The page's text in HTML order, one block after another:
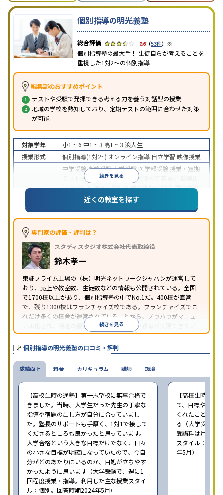
個別指導の明光義塾
3.6（53件） ※
個別指導塾の最大手！ 生徒自らが考えることを
重視した1対2〜の個別指導
編集部のおすすめポイント
テストや受験で発揮できる考える力を養う対話型の授業
地域の学校を熟知しており、定期テストの範囲に合わせた対策
が可能
続きを見る
対象学年 小1 ~ 6 中1 ~ 3 高1 ~ 3 浪人生
授業形式
個別指導(1対2~) オンライン指導 自立学習 映像授業
中学受験高校受験大学受験 医学部受験 授業・定期
テスト対策
内申点対策 学習習慣の定着
(旧AO)対策推薦入試対策学校別特化対策国公立大
私大対策共通テスト対策
英語・英会話特化
対策その他科目別特化対策
特徴
中高一貫校生に対応
の振替可能
を利用オンライン対応1科目から受講可能
習のみの受講可
り
※2023年3月調査。小学校高学年の個別指導塾アンケート調査方法を参
近くの教室を探す
専門家の評価・評判は？
スタディスタジオ株式会社代表取締役
鈴木孝一
東証プライム上場の（株）明光ネットワークジャパンが運営して
おり、売上や教室数、生徒数などの情報も公開されている。全国
で1700校以上があり、個別指導塾の中でNo.1だ。400校が直営
で、残り1300校はフランチャイズ校である。フランチャイズでこ
れだけ多くの校舎が運営されていることから、ノウハウがマニュ
アル化され、特定の優秀な人材に依存しない教育が実現できてい
ることが推測される。
続きを見る
個別指導の明光義塾の口コミ・評判
成績向上
【高校生時の通塾】第一志望校に無事合格で
きました。当時、大学生だった先生の丁寧な
指導や宿題の出し方が自分に合っていまし
た。塾長のサポートも手厚く、1対1で接して
くださるところも良かったと思っています。
大学合格という大きな目標だけでなく、日々
の小さな目標が明確になっていたので、今自
分がどのあたりにいるのか、目処が立ちやす
かったように思います（大学受験で、週に1
回程度授業・指導。利用した主な授業スタイ
ル：個別。回答時期2024年5月）
【高校生時の通
て、目標や勉強
くれたことが、
る（大学受験で
受講料は月
スタイル：個別
年5月）
料金 カリキュラム 講師 環境